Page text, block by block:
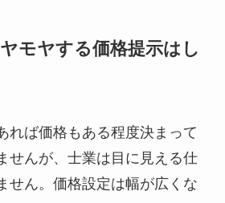
モヤする価格提示はし
れば価格もある程度決まって
せんが、士業は目に見える仕
せん。価格設定は幅が広くな